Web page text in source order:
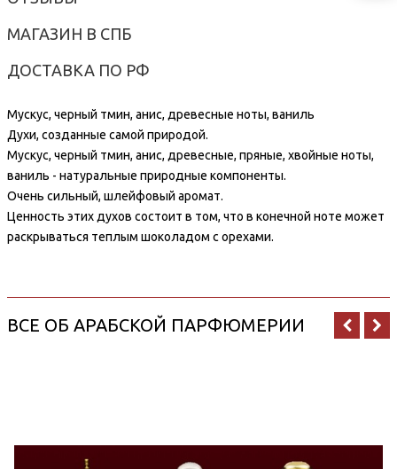
МАГАЗИН В СПБ
ДОСТАВКА ПО РФ
Мускус, черный тмин, анис, древесные ноты, ваниль
Духи, созданные самой природой.
Мускус, черный тмин, анис, древесные, пряные, хвойные ноты,
ваниль - натуральные природные компоненты.
Очень сильный, шлейфовый аромат.
Ценность этих духов состоит в том, что в конечной ноте может
раскрываться теплым шоколадом с орехами.
ВСЕ ОБ АРАБСКОЙ ПАРФЮМЕРИИ